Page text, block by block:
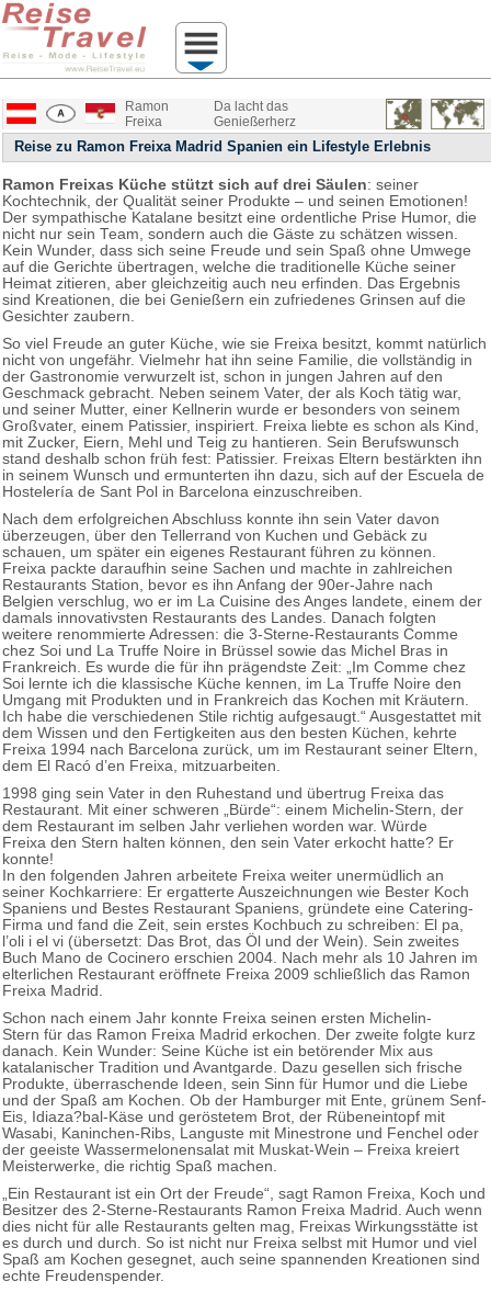
Ramon
Freixa
Da lacht das
Genießerherz
Reise zu Ramon Freixa Madrid Spanien ein Lifestyle Erlebnis
Ramon Freixas Küche stützt sich auf drei Säulen: seiner
Kochtechnik, der Qualität seiner Produkte – und seinen Emotionen!
Der sympathische Katalane besitzt eine ordentliche Prise Humor, die
nicht nur sein Team, sondern auch die Gäste zu schätzen wissen.
Kein Wunder, dass sich seine Freude und sein Spaß ohne Umwege
auf die Gerichte übertragen, welche die traditionelle Küche seiner
Heimat zitieren, aber gleichzeitig auch neu erfinden. Das Ergebnis
sind Kreationen, die bei Genießern ein zufriedenes Grinsen auf die
Gesichter zaubern.
So viel Freude an guter Küche, wie sie Freixa besitzt, kommt natürlich
nicht von ungefähr. Vielmehr hat ihn seine Familie, die vollständig in
der Gastronomie verwurzelt ist, schon in jungen Jahren auf den
Geschmack gebracht. Neben seinem Vater, der als Koch tätig war,
und seiner Mutter, einer Kellnerin wurde er besonders von seinem
Großvater, einem Patissier, inspiriert. Freixa liebte es schon als Kind,
mit Zucker, Eiern, Mehl und Teig zu hantieren. Sein Berufswunsch
stand deshalb schon früh fest: Patissier. Freixas Eltern bestärkten ihn
in seinem Wunsch und ermunterten ihn dazu, sich auf der Escuela de
Hostelería de Sant Pol in Barcelona einzuschreiben.
Nach dem erfolgreichen Abschluss konnte ihn sein Vater davon
überzeugen, über den Tellerrand von Kuchen und Gebäck zu
schauen, um später ein eigenes Restaurant führen zu können.
Freixa packte daraufhin seine Sachen und machte in zahlreichen
Restaurants Station, bevor es ihn Anfang der 90er-Jahre nach
Belgien verschlug, wo er im La Cuisine des Anges landete, einem der
damals innovativsten Restaurants des Landes. Danach folgten
weitere renommierte Adressen: die 3-Sterne-Restaurants Comme
chez Soi und La Truffe Noire in Brüssel sowie das Michel Bras in
Frankreich. Es wurde die für ihn prägendste Zeit: „Im Comme chez
Soi lernte ich die klassische Küche kennen, im La Truffe Noire den
Umgang mit Produkten und in Frankreich das Kochen mit Kräutern.
Ich habe die verschiedenen Stile richtig aufgesaugt.“ Ausgestattet mit
dem Wissen und den Fertigkeiten aus den besten Küchen, kehrte
Freixa 1994 nach Barcelona zurück, um im Restaurant seiner Eltern,
dem El Racó d’en Freixa, mitzuarbeiten.
1998 ging sein Vater in den Ruhestand und übertrug Freixa das
Restaurant. Mit einer schweren „Bürde“: einem Michelin-Stern, der
dem Restaurant im selben Jahr verliehen worden war. Würde
Freixa den Stern halten können, den sein Vater erkocht hatte? Er
konnte!
In den folgenden Jahren arbeitete Freixa weiter unermüdlich an
seiner Kochkarriere: Er ergatterte Auszeichnungen wie Bester Koch
Spaniens und Bestes Restaurant Spaniens, gründete eine Catering-
Firma und fand die Zeit, sein erstes Kochbuch zu schreiben: El pa,
l’oli i el vi (übersetzt: Das Brot, das Öl und der Wein). Sein zweites
Buch Mano de Cocinero erschien 2004. Nach mehr als 10 Jahren im
elterlichen Restaurant eröffnete Freixa 2009 schließlich das Ramon
Freixa Madrid.
Schon nach einem Jahr konnte Freixa seinen ersten Michelin-
Stern für das Ramon Freixa Madrid erkochen. Der zweite folgte kurz
danach. Kein Wunder: Seine Küche ist ein betörender Mix aus
katalanischer Tradition und Avantgarde. Dazu gesellen sich frische
Produkte, überraschende Ideen, sein Sinn für Humor und die Liebe
und der Spaß am Kochen. Ob der Hamburger mit Ente, grünem Senf-
Eis, Idiaza?bal-Käse und geröstetem Brot, der Rübeneintopf mit
Wasabi, Kaninchen-Ribs, Languste mit Minestrone und Fenchel oder
der geeiste Wassermelonensalat mit Muskat-Wein – Freixa kreiert
Meisterwerke, die richtig Spaß machen.
„Ein Restaurant ist ein Ort der Freude“, sagt Ramon Freixa, Koch und
Besitzer des 2-Sterne-Restaurants Ramon Freixa Madrid. Auch wenn
dies nicht für alle Restaurants gelten mag, Freixas Wirkungsstätte ist
es durch und durch. So ist nicht nur Freixa selbst mit Humor und viel
Spaß am Kochen gesegnet, auch seine spannenden Kreationen sind
echte Freudenspender.